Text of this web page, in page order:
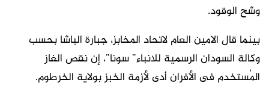
وشح الوقود.
بينما قال الامين العام لاتحاد المخابز، جبارة الباشا بحسب
وكالة السودان الرسمية للانباء” سونا”، إن نقص الغاز
المُستخدم فى الأفران أدى لأزمة الخبز بولاية الخرطوم.